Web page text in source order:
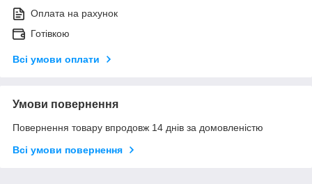
Оплата на рахунок
Готівкою
Всі умови оплати
Умови повернення
Повернення товару впродовж 14 днів за домовленістю
Всі умови повернення